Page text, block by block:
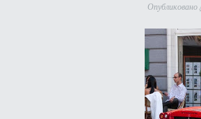
Опубликовано